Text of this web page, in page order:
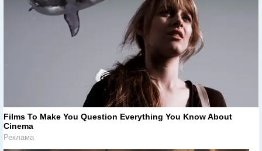
Films To Make You Question Everything You Know About
Cinema
Реклама